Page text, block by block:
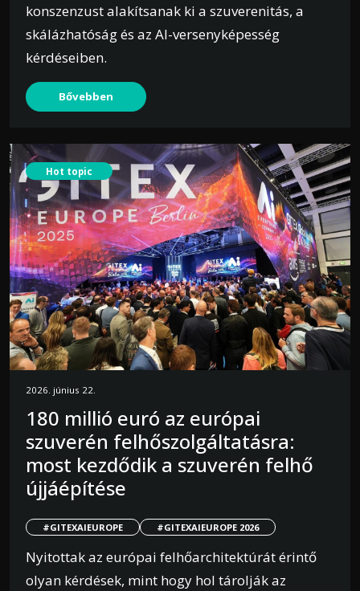
konszenzust alakítsanak ki a szuverenitás, a
skálázhatóság és az AI-versenyképesség
kérdéseiben.
Bővebben
Hot topic
2026. június 22.
180 millió euró az európai
szuverén felhőszolgáltatásra:
most kezdődik a szuverén felhő
újjáépítése
#GITEXAIEUROPE #GITEXAIEUROPE 2026
Nyitottak az európai felhőarchitektúrát érintő
olyan kérdések, mint hogy hol tárolják az